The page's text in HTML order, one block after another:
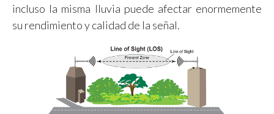
incluso la misma lluvia puede afectar enormemente
su rendimiento y calidad de la señal.